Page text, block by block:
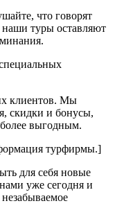
что говорят
туры оставляют
клиентов. Мы
скидки и бонусы,
выгодным.
турфирмы.]
для себя новые
уже сегодня и